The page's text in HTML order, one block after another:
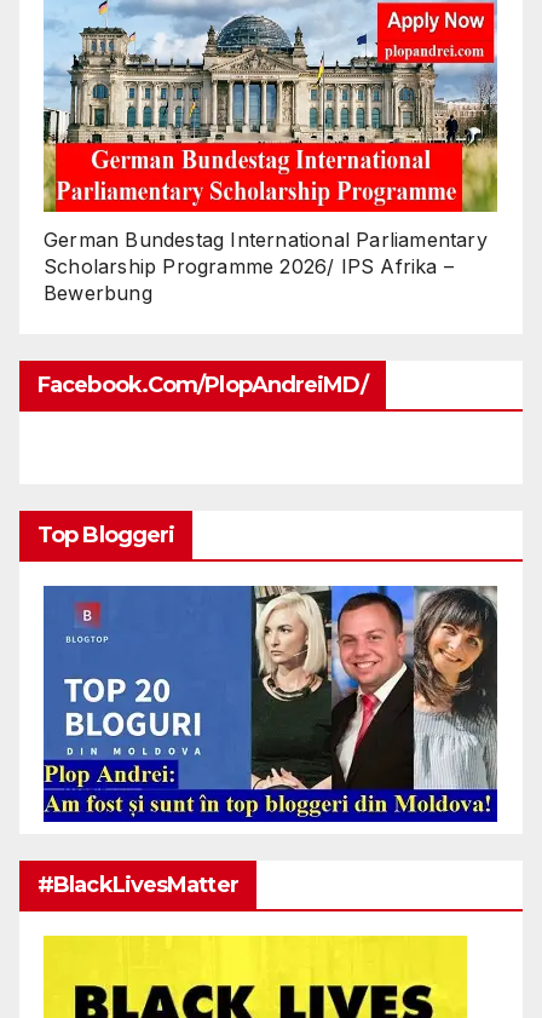
German Bundestag International Parliamentary
Scholarship Programme 2026/ IPS Afrika –
Bewerbung
Facebook.com/PlopAndreiMD/
Top Bloggeri
#BlackLivesMatter